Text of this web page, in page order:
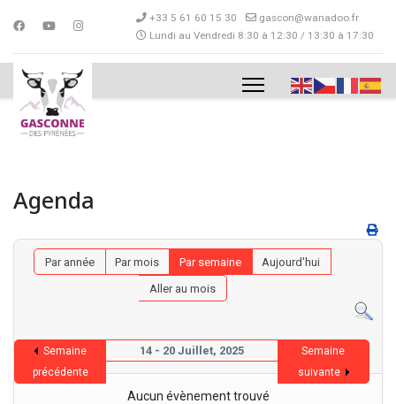
+33 5 61 60 15 30
gascon@wanadoo.fr
Lundi au Vendredi 8:30 à 12:30 / 13:30 à 17:30
Agenda
Par année Par mois Par semaine
Aujourd'hui
Aller au mois
Semaine
précédente
14 - 20 Juillet, 2025
Semaine
suivante
Aucun évènement trouvé